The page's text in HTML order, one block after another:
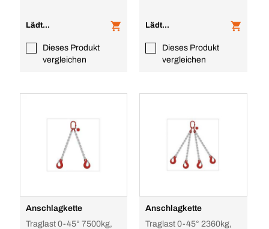
Lädt...
Dieses Produkt
vergleichen
Lädt...
Dieses Produkt
vergleichen
Anschlagkette
Traglast 0-45° 7500kg,
Anschlagkette
Traglast 0-45° 2360kg,